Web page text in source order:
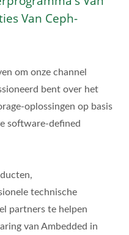
Van Ceph-
om onze channel
bent over het
oplossingen op basis
software-defined
technische
partners te helpen
van Ambedded in